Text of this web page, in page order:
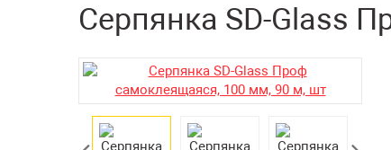
Серпянка SD-Glass